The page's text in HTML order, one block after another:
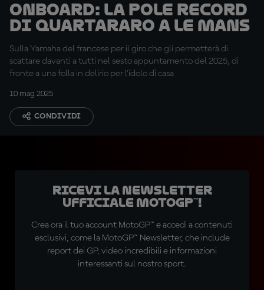
OnBoard: la pole record
di Quartararo a Le Mans
Sulla Yamaha del francese per il giro che gli permetterà di
scattare davanti a tutti nel sesto appuntamento del 2025, di
fronte a una folla in delirio per l'idolo di casa
10 mag 2025
CONDIVIDI
Ricevi la newsletter
ufficiale MotoGP™!
Crea ora il tuo account MotoGP™ e accedi a contenuti
esclusivi, come la MotoGP™ Newsletter, che include
report dei GP, video incredibili e informazioni
interessanti sul nostro sport.